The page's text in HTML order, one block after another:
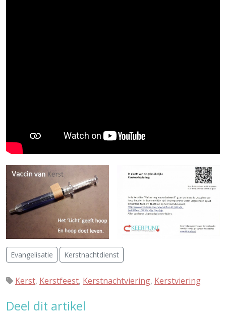
Evangelisatie Kerstnachtdienst
Kerst, Kerstfeest, Kerstnachtviering, Kerstviering
Deel dit artikel